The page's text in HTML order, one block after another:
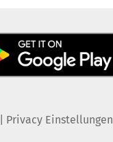
Privacy Einstellungen